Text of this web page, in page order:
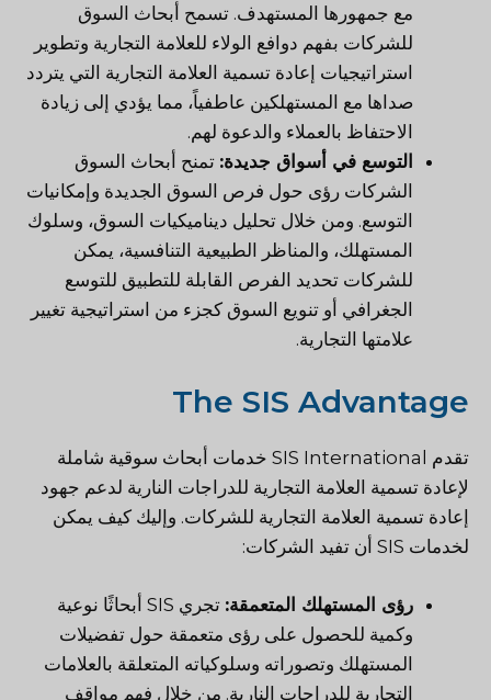
مع جمهورها المستهدف. تسمح أبحاث السوق
للشركات بفهم دوافع الولاء للعلامة التجارية وتطوير
استراتيجيات إعادة تسمية العلامة التجارية التي يتردد
صداها مع المستهلكين عاطفياً، مما يؤدي إلى زيادة
الاحتفاظ بالعملاء والدعوة لهم.
التوسع في أسواق جديدة: تمنح أبحاث السوق
الشركات رؤى حول فرص السوق الجديدة وإمكانيات
التوسع. ومن خلال تحليل ديناميكيات السوق، وسلوك
المستهلك، والمناظر الطبيعية التنافسية، يمكن
للشركات تحديد الفرص القابلة للتطبيق للتوسع
الجغرافي أو تنويع السوق كجزء من استراتيجية تغيير
علامتها التجارية.
The SIS Advantage
تقدم SIS International خدمات أبحاث سوقية شاملة
لإعادة تسمية العلامة التجارية للدراجات النارية لدعم جهود
إعادة تسمية العلامة التجارية للشركات. وإليك كيف يمكن
لخدمات SIS أن تفيد الشركات:
رؤى المستهلك المتعمقة:
تجري SIS أبحاثًا نوعية
وكمية للحصول على رؤى متعمقة حول تفضيلات
المستهلك وتصوراته وسلوكياته المتعلقة بالعلامات
التجارية للدراجات النارية. من خلال فهم مواقف